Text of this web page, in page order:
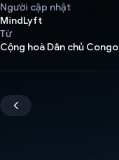
Người cập nhật
MindLyft
Từ
Cộng hoà Dân chủ Congo